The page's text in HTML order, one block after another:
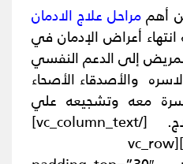
أهممراحل علاج الادمان
أعراض الإدمان في
إلى الدعم النفسي
والأصدقاء الأصحاء
معه وتشجيعه علي
[/vc_column_text]
[/vc_column][/vc_row][vc_row